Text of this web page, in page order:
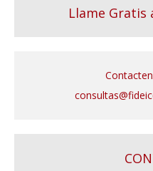
Llame Gratis